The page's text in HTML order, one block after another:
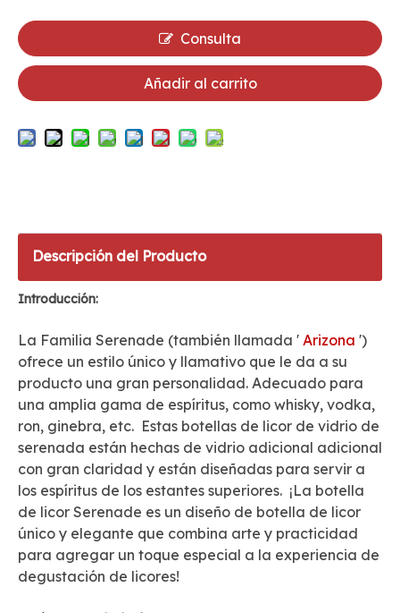
Consulta
Añadir al carrito
Descripción del Producto
Introducción:
La Familia Serenade (también llamada ' Arizona ')
ofrece un estilo único y llamativo que le da a su
producto una gran personalidad. Adecuado para
una amplia gama de espíritus, como whisky, vodka,
ron, ginebra, etc. Estas botellas de licor de vidrio de
serenada están hechas de vidrio adicional adicional
con gran claridad y están diseñadas para servir a
los espíritus de los estantes superiores. ¡La botella
de licor Serenade es un diseño de botella de licor
único y elegante que combina arte y practicidad
para agregar un toque especial a la experiencia de
degustación de licores!